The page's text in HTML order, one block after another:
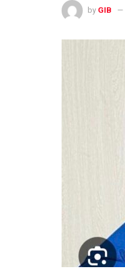
by GIB